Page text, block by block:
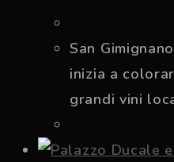
San
inizia a
grandi vini